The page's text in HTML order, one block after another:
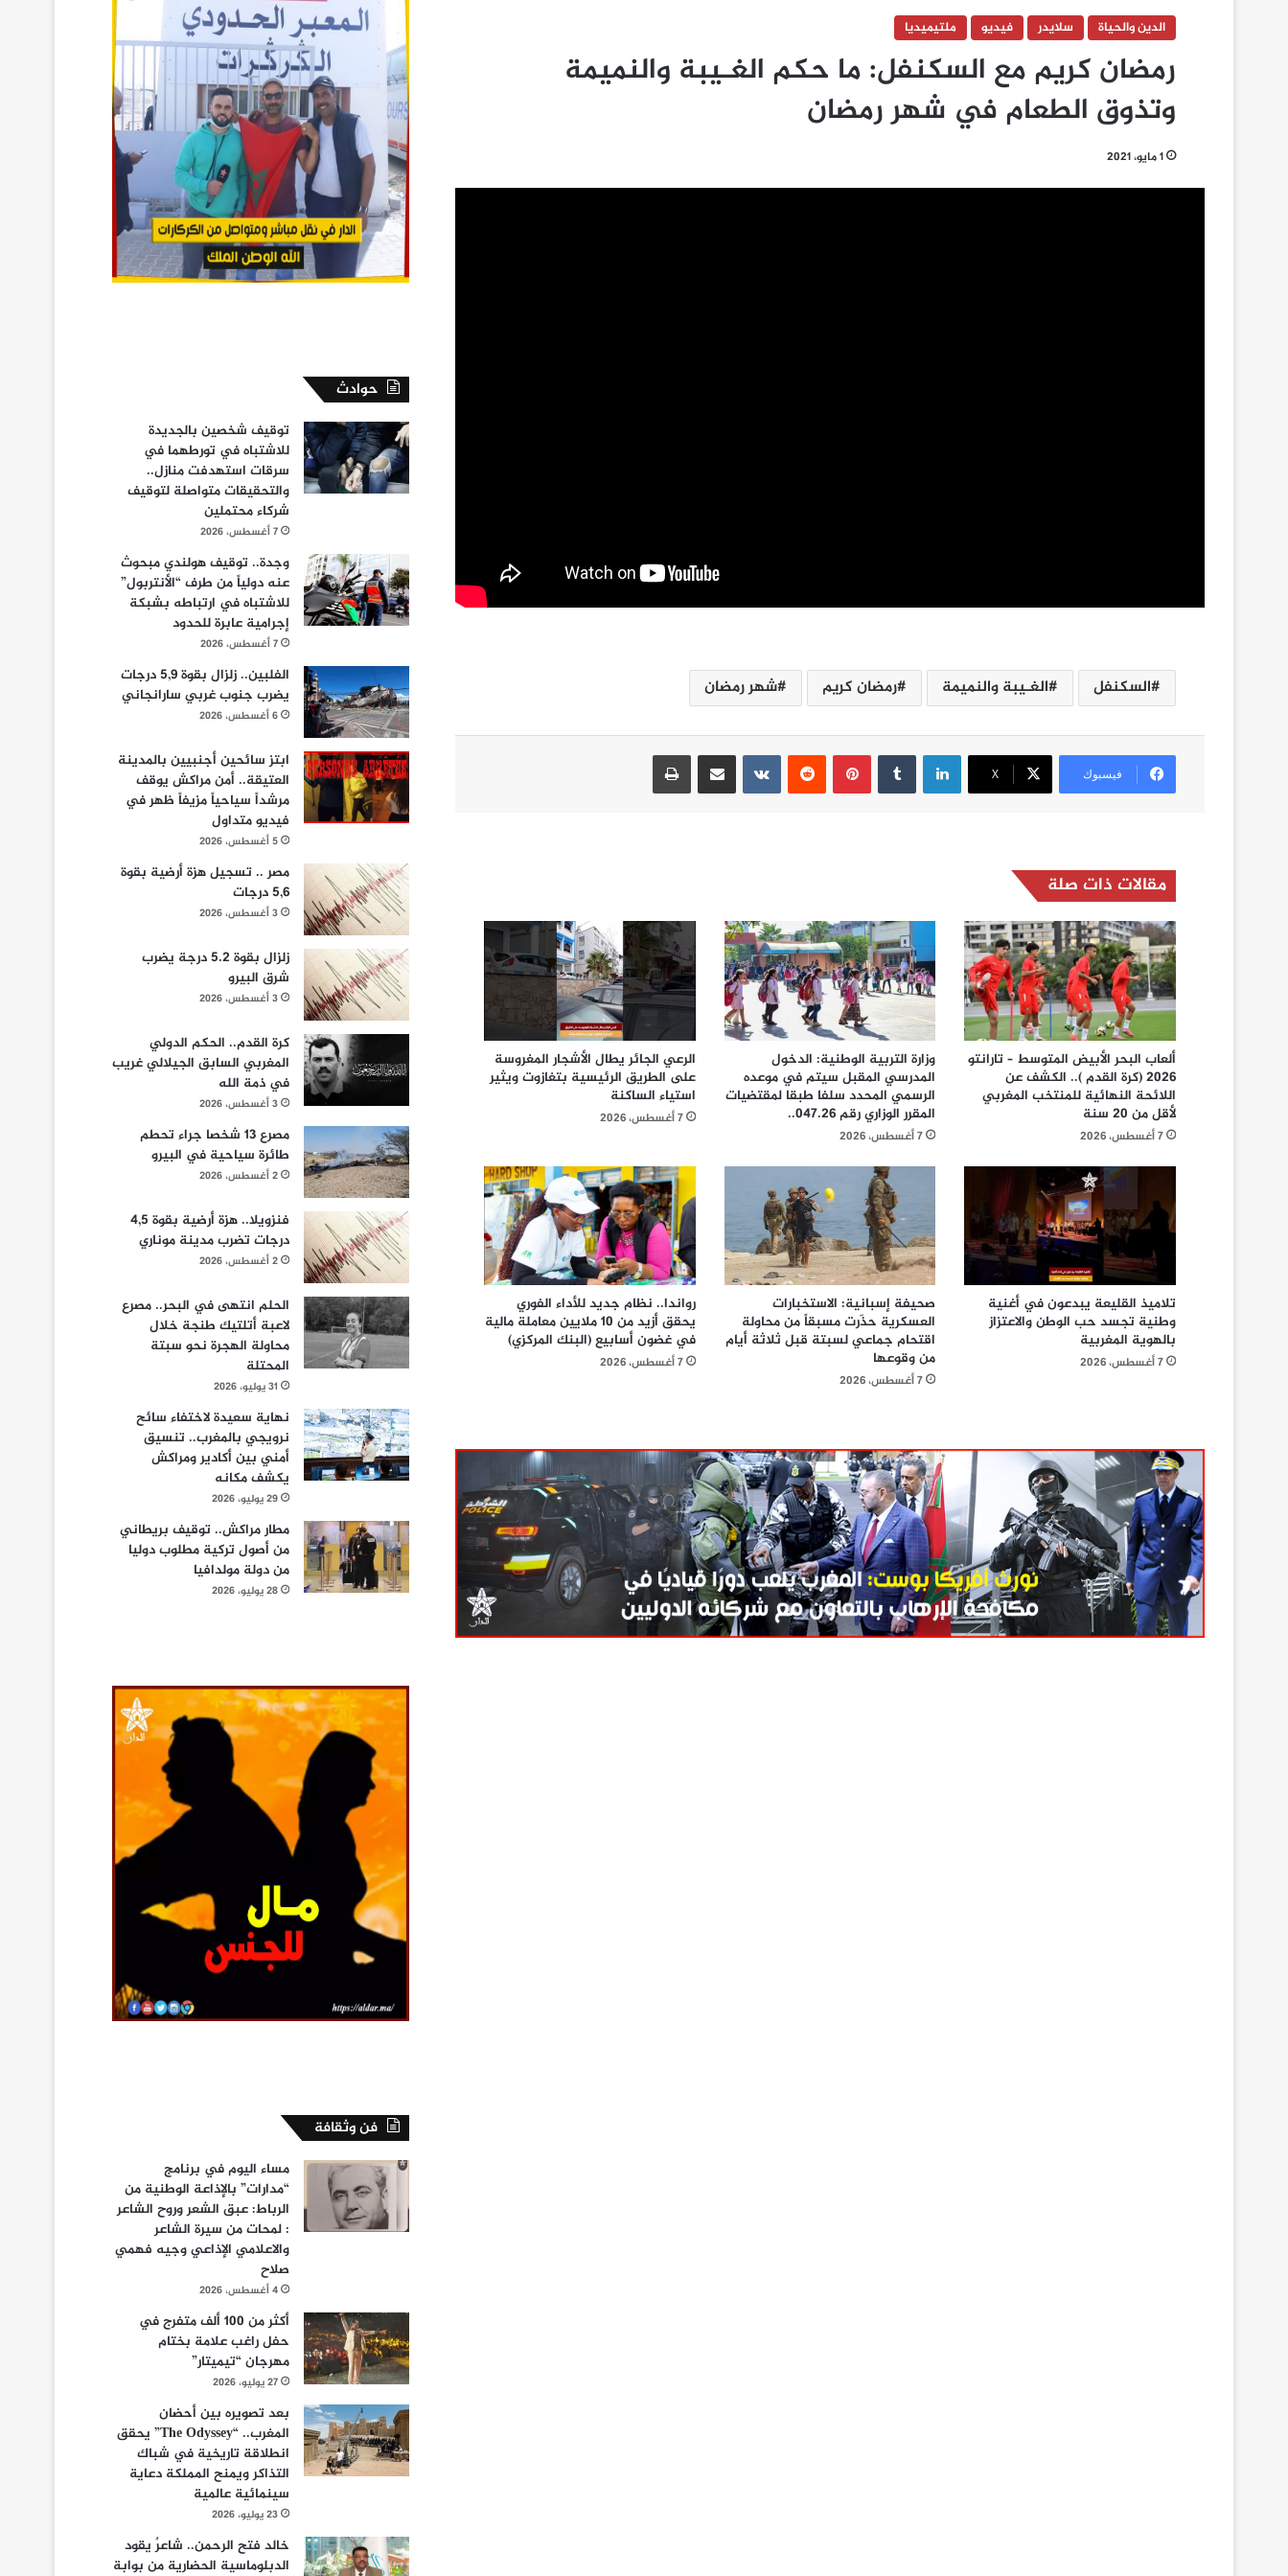
الدين والحياة
سلايدر فيديو ملتيميديا
رمضان كريم مع السكنفل: ما حكم الغـيبة والنميمة
وتذوق الطعام في شهر رمضان
1 مايو، 2021
السكنفل الغـيبة والنميمة رمضان كريم شهر رمضان
فيسبوك ‫X
لينكدإن بينتيريست مشاركة عبر البريد طباعة
مقالات ذات صلة
ألعاب البحر الأبيض المتوسط – تارانتو
2026 (كرة القدم ).. الكشف عن
اللائحة النهائية للمنتخب المغربي
لأقل من 20 سنة
7 أغسطس، 2026
وزارة التربية الوطنية: الدخول
المدرسي المقبل سیتم في موعده
الرسمي المحدد سلفا طبقا لمقتضیات
المقرر الوزاري رقم 047.26..
7 أغسطس، 2026
الرعي الجائر يطال الأشجار المغروسة
على الطريق الرئيسية بتغازوت ويثير
استياء الساكنة
7 أغسطس، 2026
تلاميذ القليعة يبدعون في أغنية
وطنية تجسد حب الوطن والاعتزاز
بالهوية المغربية
7 أغسطس، 2026
صحيفة إسبانية: الاستخبارات
العسكرية حذّرت مسبقاً من محاولة
اقتحام جماعي لسبتة قبل ثلاثة أيام
من وقوعها
7 أغسطس، 2026
رواندا.. نظام جديد للأداء الفوري
يحقق أزيد من 10 ملايين معاملة مالية
في غضون أسابيع (البنك المركزي)
7 أغسطس، 2026
حوادث
توقيف شخصين بالجديدة
للاشتباه في تورطهما في
سرقات استهدفت منازل..
والتحقيقات متواصلة لتوقيف
شركاء محتملين
7 أغسطس، 2026
وجدة.. توقيف هولندي مبحوث
عنه دولياً من طرف “الأنتربول”
للاشتباه في ارتباطه بشبكة
إجرامية عابرة للحدود
7 أغسطس، 2026
الفلبين.. زلزال بقوة 5,9 درجات
يضرب جنوب غربي سارانجاني
6 أغسطس، 2026
ابتز سائحين أجنبيين بالمدينة
العتيقة.. أمن مراكش يوقف
مرشداً سياحياً مزيفاً ظهر في
فيديو متداول
5 أغسطس، 2026
مصر .. تسجيل هزة أرضية بقوة
5,6 درجات
3 أغسطس، 2026
زلزال بقوة 5.2 درجة يضرب
شرق البيرو
3 أغسطس، 2026
كرة القدم.. الحكم الدولي
المغربي السابق الجيلالي غريب
في ذمة الله
3 أغسطس، 2026
مصرع 13 شخصا جراء تحطم
طائرة سياحية في البيرو
2 أغسطس، 2026
فنزويلا.. هزة أرضية بقوة 4,5
درجات تضرب مدينة موناري
2 أغسطس، 2026
الحلم انتهى في البحر.. مصرع
لاعبة أتلتيك طنجة خلال
محاولة الهجرة نحو سبتة
المحتلة
31 يوليو، 2026
نهاية سعيدة لاختفاء سائح
نرويجي بالمغرب.. تنسيق
أمني بين أكادير ومراكش
يكشف مكانه
29 يوليو، 2026
مطار مراكش.. توقيف بريطاني
من أصول تركية مطلوب دوليا
من دولة مولدافيا
28 يوليو، 2026
فن وثقافة
مساء اليوم في برنامج
“مدارات” بالإذاعة الوطنية من
الرباط: عبق الشعر وروح الشاعر
: لمحات من سيرة الشاعر
والاعلامي الإذاعي وجيه فهمي
صلاح
4 أغسطس، 2026
أكثر من 100 ألف متفرج في
حفل راغب علامة بختام
مهرجان “تيميتار”
27 يوليو، 2026
بعد تصويره بين أحضان
المغرب.. “The Odyssey” يحقق
انطلاقة تاريخية في شباك
التذاكر ويمنح المملكة دعاية
سينمائية عالمية
23 يوليو، 2026
خالد فتح الرحمن.. شاعرٌ يقود
الدبلوماسية الحضارية من بوابة